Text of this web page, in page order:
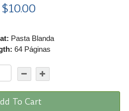
$10.00
Pasta Blanda
64 Páginas
To Cart